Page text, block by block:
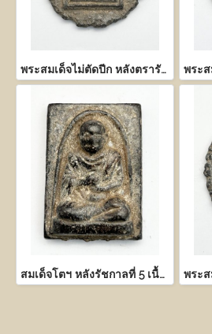
พระสมเด็จไม่ตัดปีก หลังตรารัชกาลที่ 4 เนื้อตะกั่วถ้ำชา
สมเด็จโตฯ หลังรัชกาลที่ 5 เนื้อตะกั่วถ้ำชา